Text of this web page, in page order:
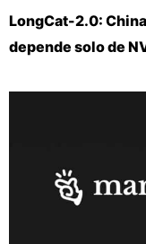
LongCat-2.0:
depende solo de